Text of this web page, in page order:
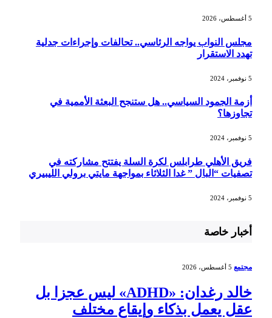
مجلس النواب يواجه الرئاسي.. تحالفات وإجراءات جدلية
تهدد الاستقرار
أزمة الجمود السياسي.. هل ستنجح البعثة الأممية في
تجاوزها؟
فريق الأهلي طرابلس لكرة السلة يفتتح مشاركته في
تصفيات “البال ” غدا الثلاثاء بمواجهة مايتي برولي الليبيري
أخبار خاصة
مجتمع 5 أغسطس، 2026
خالد رغدان: «ADHD» ليس عجزا بل
عقل يعمل بذكاء وإيقاع مختلف